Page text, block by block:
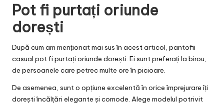
Pot fi purtați oriunde
dorești
După cum am menționat mai sus în acest articol, pantofii
casual pot fi purtați oriunde dorești. Ei sunt preferați la birou,
de persoanele care petrec multe ore în picioare.
De asemenea, sunt o opțiune excelentă în orice împrejurare îți
dorești încălțări elegante și comode. Alege modelul potrivit